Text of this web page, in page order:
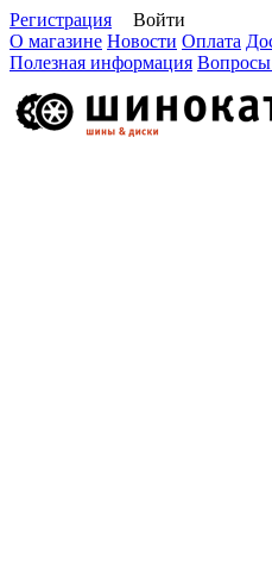
Регистрация
Войти
О магазине Новости Оплата
Полезная информация